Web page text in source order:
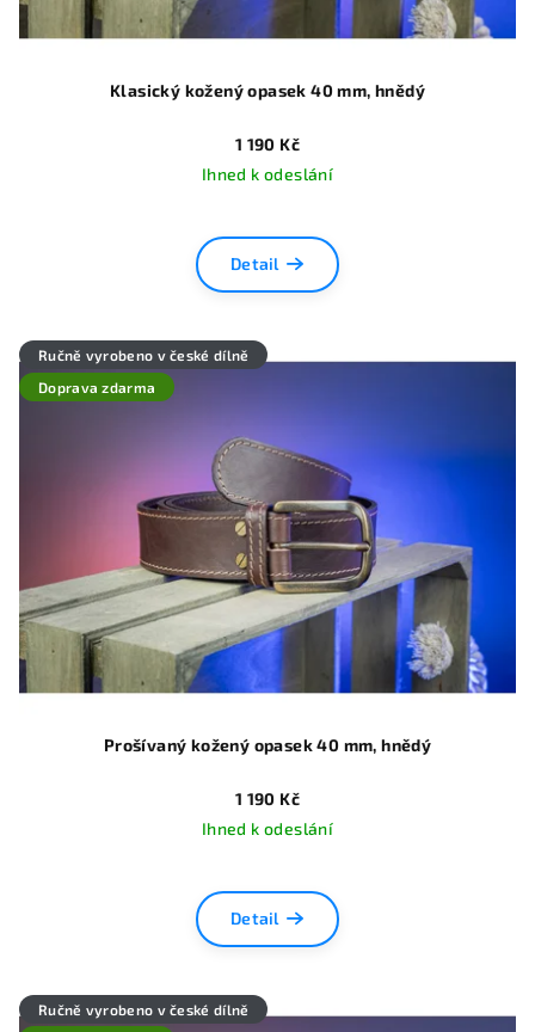
Klasický kožený opasek 40 mm, hnědý
1 190 Kč
Ihned k odeslání
Detail
Ručně vyrobeno v české dílně
Doprava zdarma
Prošívaný kožený opasek 40 mm, hnědý
1 190 Kč
Ihned k odeslání
Detail
Ručně vyrobeno v české dílně